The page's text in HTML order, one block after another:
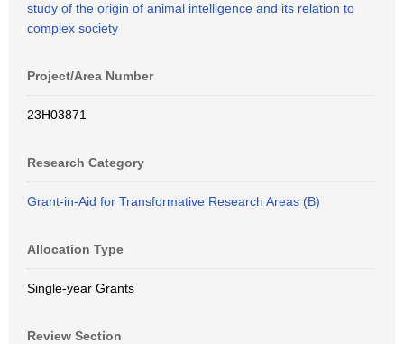
study of the origin of animal intelligence and its relation to
complex society
Project/Area Number
23H03871
Research Category
Grant-in-Aid for Transformative Research Areas (B)
Allocation Type
Single-year Grants
Review Section